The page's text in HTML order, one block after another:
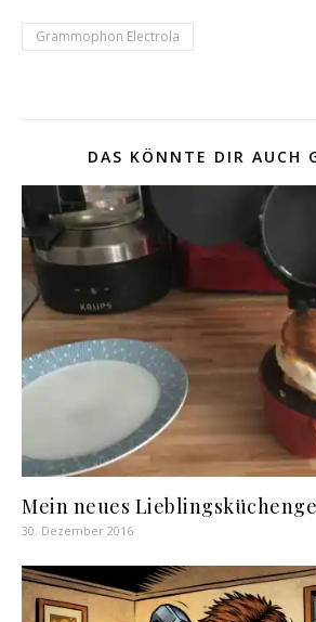
Grammophon Electrola
DAS KÖNNTE DIR AUCH
Mein neues
30. Dezember 2016